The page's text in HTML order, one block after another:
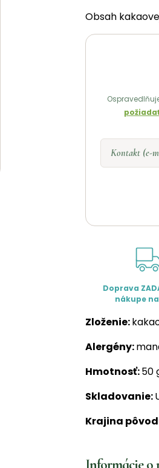
Obsah
Kontakt (e-
Doprava
nákupe
Zloženie:
Alergény:
Hmotnosť:50
Skladovanie:
Krajina